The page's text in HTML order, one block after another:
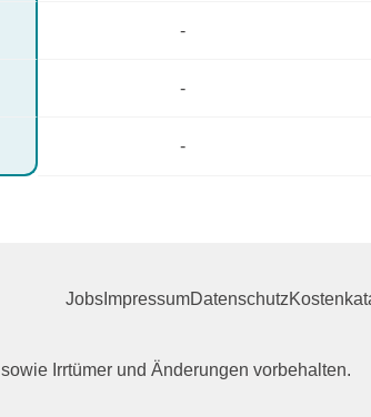
-
-
-
Jobs ImpressumDatenschutz
Irrtümer und Änderungen vorbehalten.